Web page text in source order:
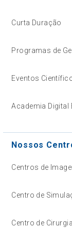
Curta Duração
Programas de
Eventos
Academia Digital
Nossos
Centros de
Centro de
Centro de